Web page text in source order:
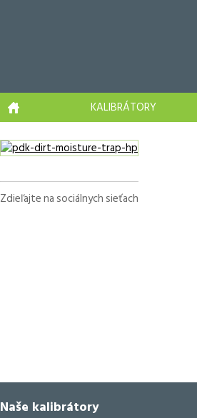
KALIBRÁTORY
Zdieľajte na sociálnych sieťach
Naše kalibrátory